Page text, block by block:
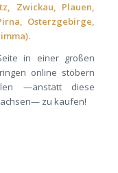
Zwickau, Plauen,
Osterzgebirge,
in einer großen
online stöbern
—anstatt diese
zu kaufen!